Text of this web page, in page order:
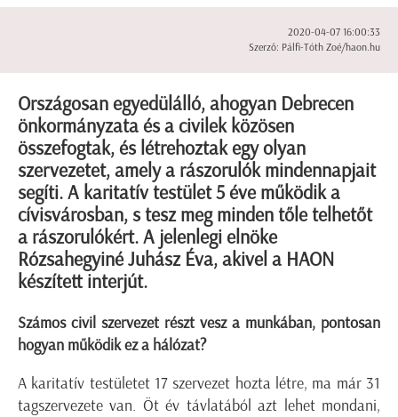
2020-04-07 16:00:33
Szerző: Pálfi-Tóth Zoé/haon.hu
Országosan egyedülálló, ahogyan Debrecen
önkormányzata és a civilek közösen
összefogtak, és létrehoztak egy olyan
szervezetet, amely a rászorulók mindennapjait
segíti. A karitatív testület 5 éve működik a
cívisvárosban, s tesz meg minden tőle telhetőt
a rászorulókért. A jelenlegi elnöke
Rózsahegyiné Juhász Éva, akivel a HAON
készített interjút.
Számos civil szervezet részt vesz a munkában, pontosan
hogyan működik ez a hálózat?
A karitatív testületet 17 szervezet hozta létre, ma már 31
tagszervezete van. Öt év távlatából azt lehet mondani,